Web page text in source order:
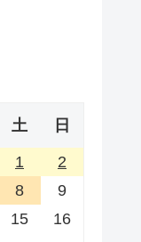
土 日
1
2
8
9
15
16